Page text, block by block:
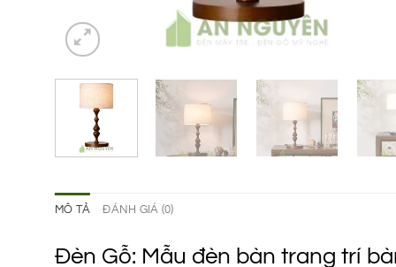
MÔ TẢ ĐÁNH GIÁ (0)
Đèn Gỗ: Mẫu đèn bàn trang trí